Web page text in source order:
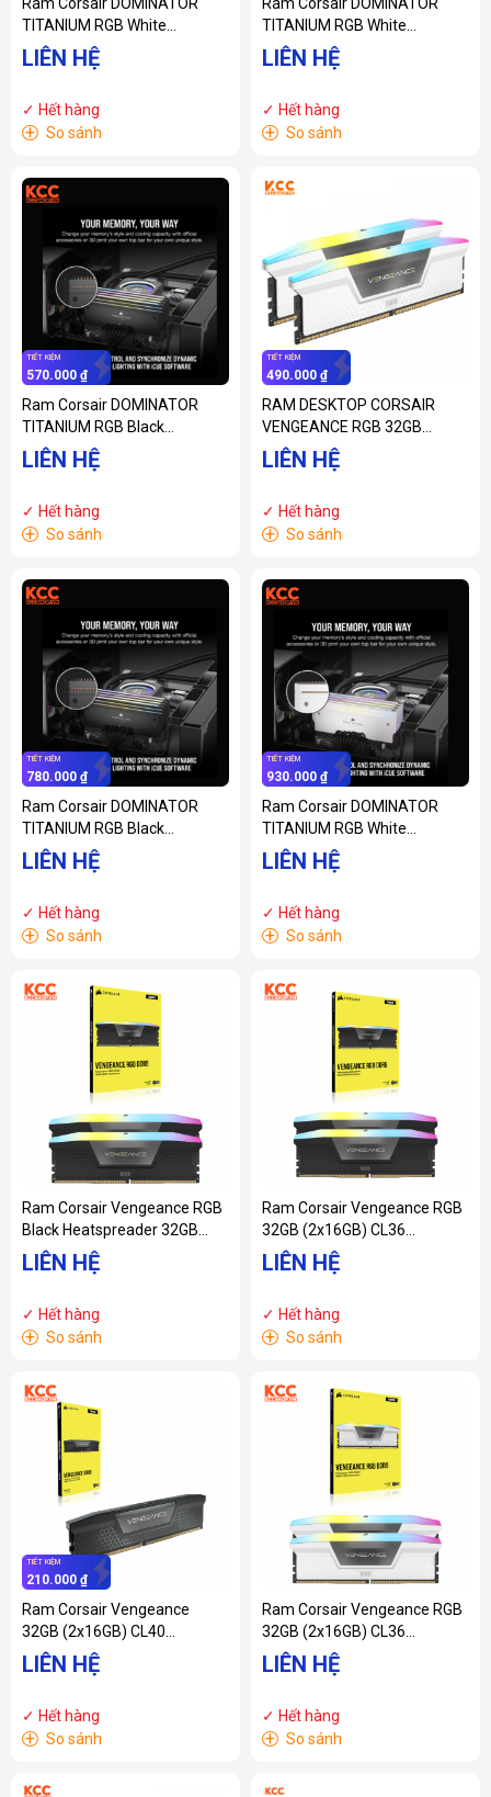
TITANIUM RGB White
Heatspreader C32 32GB
(2x16GB) 6400 MHz DDR5
LIÊN HỆ
✓ Hết hàng
+ So sánh
TITANIUM RGB White
Heatspreader C32 32GB
(2x16GB) 6600 MHz DDR5
LIÊN HỆ
✓ Hết hàng
+ So sánh
TIẾT KIỆM
570.000 ₫
Ram Corsair DOMINATOR
TITANIUM RGB Black
Heatspreader C34 32GB
(2x16GB) 7000 MHz DDR5
LIÊN HỆ
✓ Hết hàng
+ So sánh
TIẾT KIỆM
490.000 ₫
RAM DESKTOP CORSAIR
VENGEANCE RGB 32GB
(2x16GB) DDR5 DRAM
5200MHz C40
LIÊN HỆ
✓ Hết hàng
+ So sánh
TIẾT KIỆM
780.000 ₫
Ram Corsair DOMINATOR
TITANIUM RGB Black
Heatspreader C34 32GB
(2x16GB) 7200 MHz DDR5
LIÊN HỆ
✓ Hết hàng
+ So sánh
TIẾT KIỆM
930.000 ₫
Ram Corsair DOMINATOR
TITANIUM RGB White
Heatspreader C34 32GB
(2x16GB) 7200 MHz DDR5
LIÊN HỆ
✓ Hết hàng
+ So sánh
Ram Corsair Vengeance RGB
Black Heatspreader 32GB
(2x16GB) 5600MHZ DDR5
(CMH32GX5M2B5600C40)
LIÊN HỆ
✓ Hết hàng
+ So sánh
Ram Corsair Vengeance RGB
32GB (2x16GB) CL36
6000MHz DDR5 Black
(CMH32GX5M2E6000C36)
LIÊN HỆ
✓ Hết hàng
+ So sánh
TIẾT KIỆM
210.000 ₫
Ram Corsair Vengeance
32GB (2x16GB) CL40
5600MHz DDR5 Black
(CMK32GX5M2B5600C40)
LIÊN HỆ
✓ Hết hàng
+ So sánh
Ram Corsair Vengeance RGB
32GB (2x16GB) CL36
6000MHz DDR5 White
(CMH32GX5M2E6000C36W)
LIÊN HỆ
✓ Hết hàng
+ So sánh